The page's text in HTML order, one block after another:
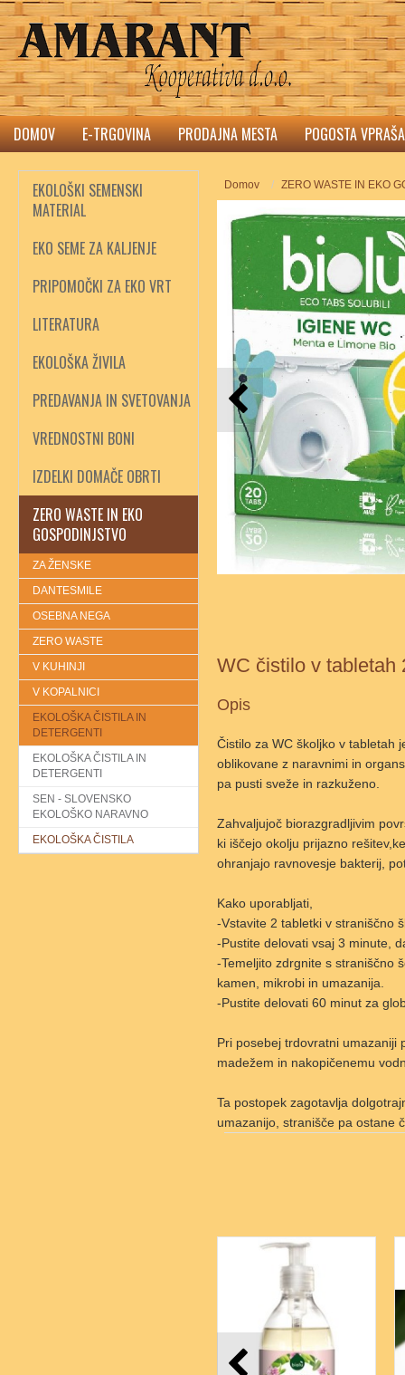
DOMOV E-TRGOVINA PRODAJNA MESTA POGOSTA
EKOLOŠKI SEMENSKI
MATERIAL
EKO SEME ZA KALJENJE
PRIPOMOČKI ZA EKO VRT
LITERATURA
EKOLOŠKA ŽIVILA
PREDAVANJA IN SVETOVANJA
VREDNOSTNI BONI
IZDELKI DOMAČE OBRTI
ZERO WASTE IN EKO
GOSPODINJSTVO
ZA ŽENSKE
DANTESMILE
OSEBNA NEGA
ZERO WASTE
V KUHINJI
V KOPALNICI
EKOLOŠKA ČISTILA IN
DETERGENTI
EKOLOŠKA ČISTILA IN
DETERGENTI
SEN - SLOVENSKO
EKOLOŠKO NARAVNO
EKOLOŠKA ČISTILA
Domov ZERO WASTE IN EKO
WC čistilo v tabletah
Opis
Čistilo za WC školjko v tabletah
oblikovane z naravnimi in
pa pusti sveže in razkuženo.
Zahvaljujoč biorazgradljivim
ki iščejo okolju prijazno
ohranjajo ravnovesje bakterij,
Kako uporabljati,
-Vstavite 2 tabletki v straniščno
-Pustite delovati vsaj 3 minute,
-Temeljito zdrgnite s straniščno
kamen, mikrobi in umazanija.
-Pustite delovati 60 minut za
Pri posebej trdovratni umazaniji
madežem in nakopičenemu
Ta postopek zagotavlja
umazanijo, stranišče pa ostane